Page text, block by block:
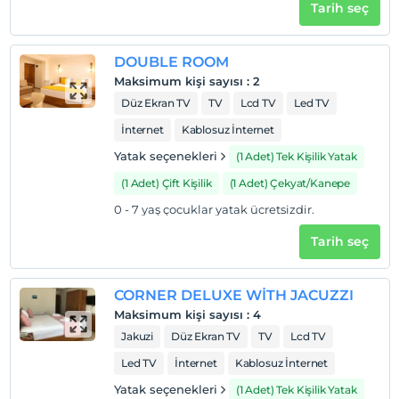
Evcil Hayvan
Evcil hayvan kabul edilmemektedir.
Sigara
Tesise 08:00 – 23:00 saatleri arasında giriş yapılabilir. Bu
saatler dışında giriş kapısı kapalıdır.
Tesisimizde 12 yaş altı çocuklar konaklayamaz
Tarih seç
DOUBLE ROOM
Maksimum kişi sayısı : 2
Düz Ekran TV TV Lcd TV
Led TV
İnternet
Kablosuz İnternet
Yatak seçenekleri
(1 Adet) Tek Kişilik Yatak
(1 Adet) Çift Kişilik
(1 Adet) Çekyat/Kanepe
0 - 7 yaş çocuklar yatak ücretsizdir.
Tarih seç
CORNER DELUXE WİTH JACUZZI
Maksimum kişi sayısı : 4
Jakuzi Düz Ekran TV TV
Lcd TV
Led TV
İnternet Kablosuz İnternet
Yatak seçenekleri (1 Adet) Tek Kişilik Yatak